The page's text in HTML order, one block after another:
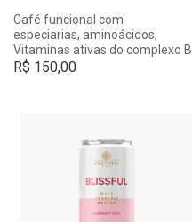
Café funcional com
especiarias, aminoácidos,
Vitaminas ativas do complexo B
e CoQ10 Micro-SR®.
R$ 150,00